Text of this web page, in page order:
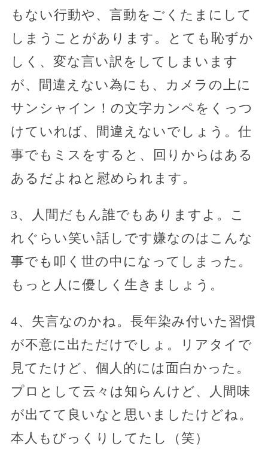
もない行動や、言動をごくたまにして
しまうことがあります。とても恥ずか
しく、変な言い訳をしてしまいます
が、間違えない為にも、カメラの上に
サンシャイン！の文字カンペをくっつ
けていれば、間違えないでしょう。仕
事でもミスをすると、回りからはある
あるだよねと慰められます。
3、人間だもん誰でもありますよ。こ
れぐらい笑い話しです嫌なのはこんな
事でも叩く世の中になってしまった。
もっと人に優しく生きましょう。
4、失言なのかね。長年染み付いた習慣
が不意に出ただけでしょ。リアタイで
見てたけど、個人的には面白かった。
プロとして云々は知らんけど、人間味
が出てて良いなと思いましたけどね。
本人もびっくりしてたし（笑）